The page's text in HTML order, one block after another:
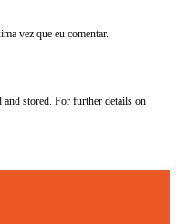
vez que eu comentar.
and stored. For further details on